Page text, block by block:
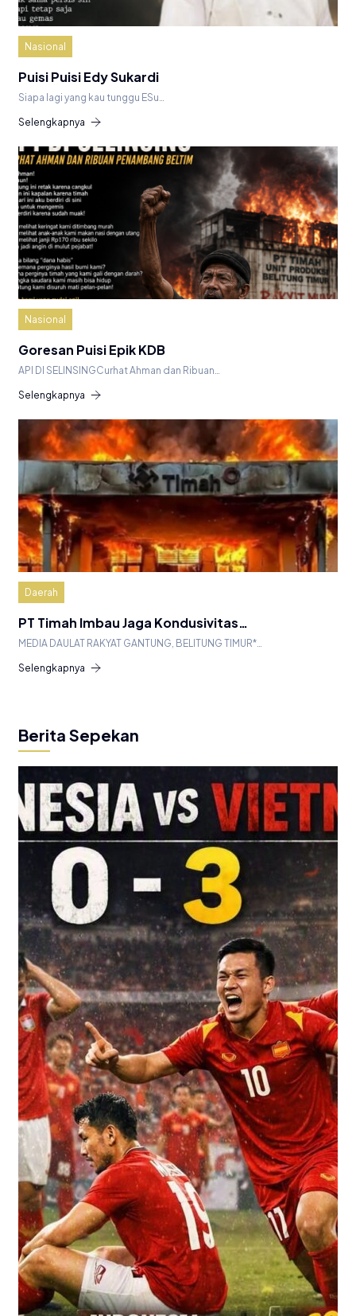
Nasional
Puisi Puisi Edy Sukardi
Siapa lagi yang kau tunggu ESu…
Selengkapnya
Nasional
Goresan Puisi Epik KDB
API DI SELINSINGCurhat Ahman dan Ribuan…
Selengkapnya
Daerah
PT Timah Imbau Jaga Kondusivitas…
MEDIA DAULAT RAKYAT GANTUNG, BELITUNG TIMUR*…
Selengkapnya
Berita Sepekan